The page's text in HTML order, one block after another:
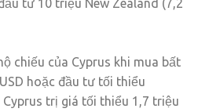
chiếu của Cyprus khi mua bất
hoặc đầu tư tối thiểu
Cyprus trị giá tối thiểu 1,7 triệu